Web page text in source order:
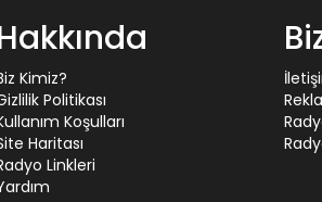
Kimiz?
Politikası
Koşulları
Haritası
Linkleri